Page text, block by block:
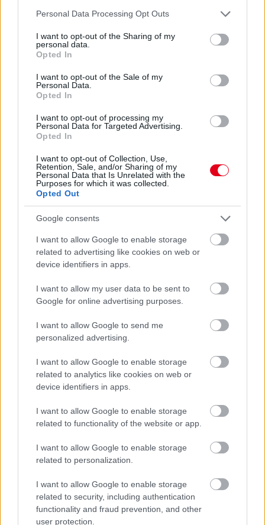
Please note that this website/app uses one or more Google
not limited to your visit or usage behaviour. You may click to
grant or deny consent to Google and its third-party tags to
use your data for below specified purposes in below Google
consent section.
Personal Data Processing Opt Outs
I want to opt-out of the Sharing of my
personal data.
Opted In
I want to opt-out of the Sale of my
Personal Data.
Opted In
I want to opt-out of processing my
Personal Data for Targeted Advertising.
Opted In
I want to opt-out of Collection, Use,
Retention, Sale, and/or Sharing of my
Personal Data that Is Unrelated with the
Purposes for which it was collected.
Opted Out
Google consents
I want to allow Google to enable storage
related to advertising like cookies on web or
device identifiers in apps.
I want to allow my user data to be sent to
Google for online advertising purposes.
I want to allow Google to send me
personalized advertising.
I want to allow Google to enable storage
related to analytics like cookies on web or
device identifiers in apps.
I want to allow Google to enable storage
related to functionality of the website or app.
I want to allow Google to enable storage
related to personalization.
I want to allow Google to enable storage
related to security, including authentication
functionality and fraud prevention, and other
user protection.
mutatta be először a Levante modell hibridizált verzióját. A
világpremiert követően az olasz luxusautómárka most
Magyarországra is elhozta méltán népszerű modelljét: a
Levante Hybrid-et szeptember 16-án mutatták be a hazai
közönségnek egy nagyszabású rendezvényen.
részletek
előző hírek következő hírek
Hallgasd meg a Formula Podcast
legfrissebb adását!
Kövess minket a Facebookon
Parc Fermé
13 órája
Az F1-es Német Nagydíj „mindenképpen megvalósul”